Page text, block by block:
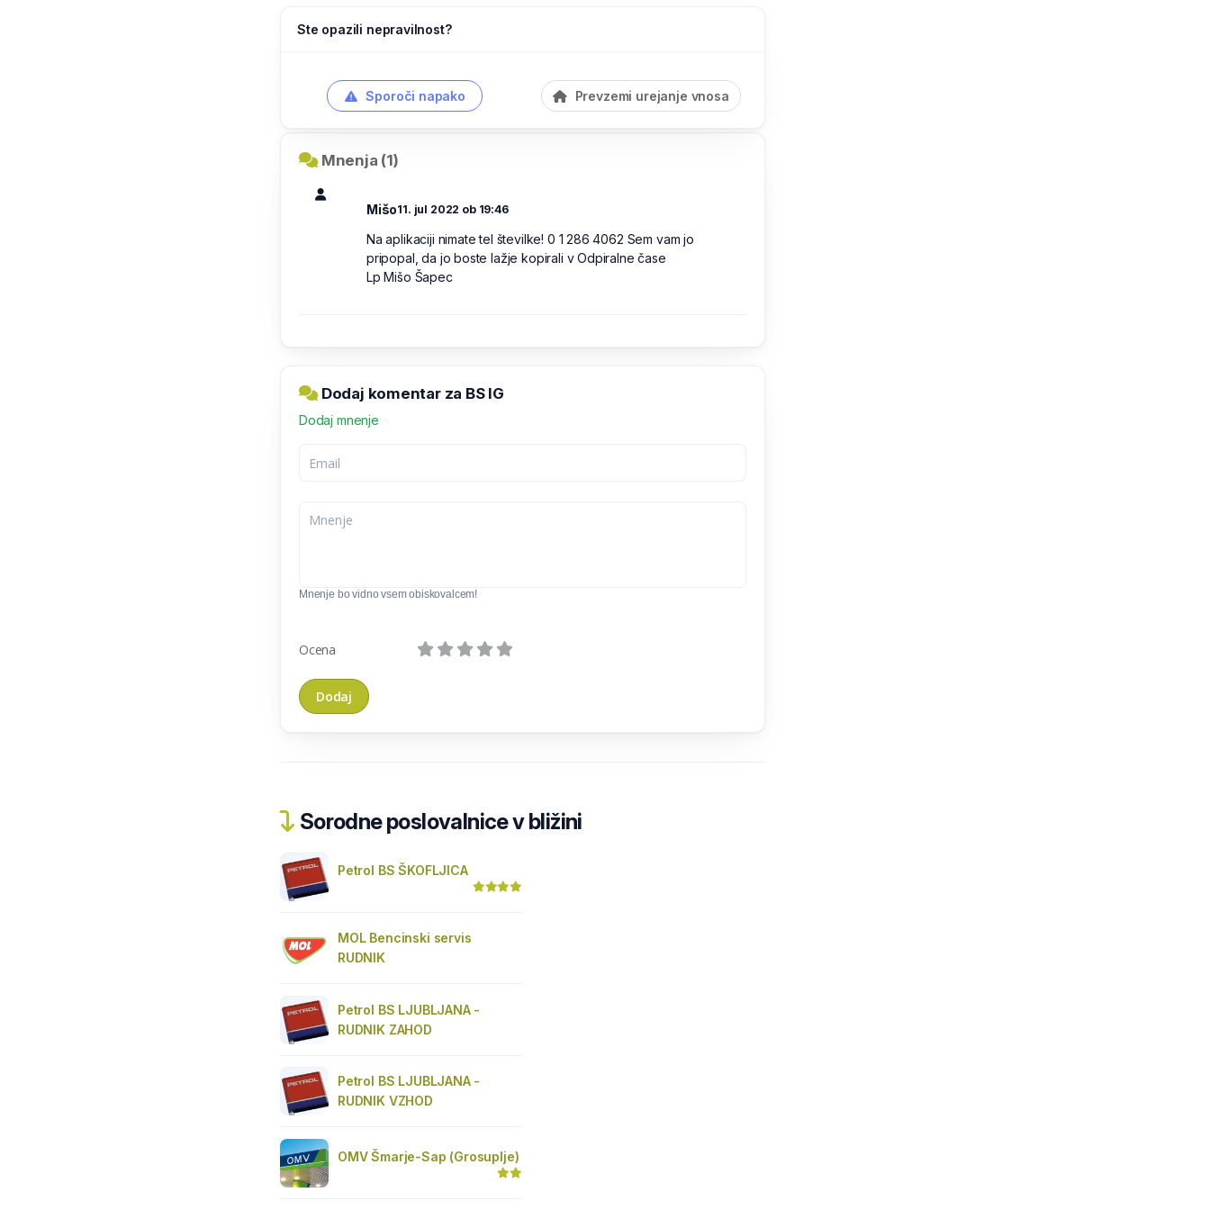
Ste opazili nepravilnost?
Sporoči napako Prevzemi urejanje vnosa
Mnenja (1)
Mišo11. jul 2022 ob 19:46
Na aplikaciji nimate tel številke! 0 1 286 4062 Sem vam jo
pripopal, da jo boste lažje kopirali v Odpiralne čase
Lp Mišo Šapec
Dodaj komentar za BS IG
Dodaj mnenje
Mnenje bo vidno vsem obiskovalcem!
Ocena
Sorodne poslovalnice v bližini
Petrol BS ŠKOFLJICA
MOL Bencinski servis
RUDNIK
Petrol BS LJUBLJANA -
RUDNIK ZAHOD
Petrol BS LJUBLJANA -
RUDNIK VZHOD
OMV Šmarje-Sap (Grosuplje)